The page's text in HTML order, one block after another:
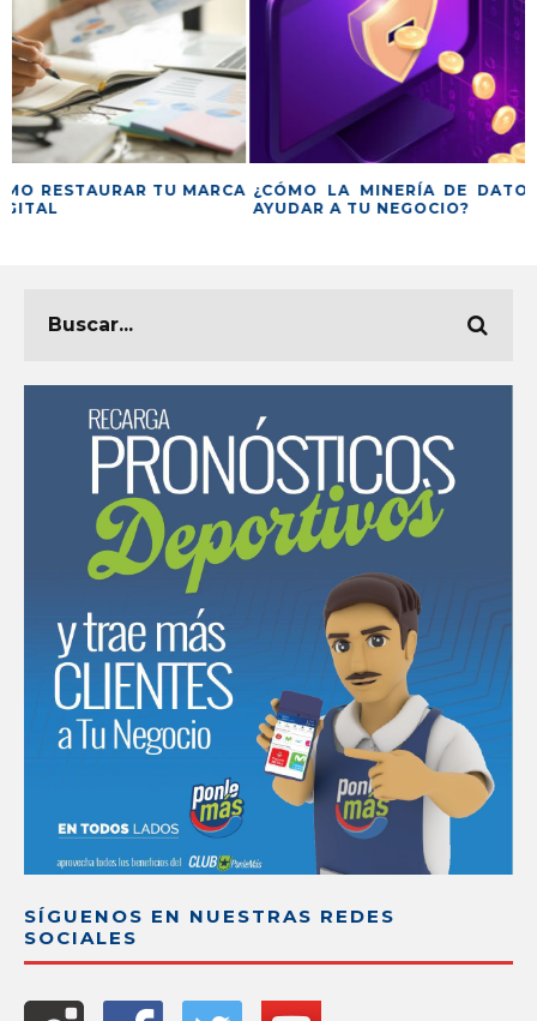
¿CÓMO LA MINERÍA DE DATOS PUEDE
AYUDAR A TU NEGOCIO?
¿QUÉ ES EL
UNA TENDENCIA
SÍGUENOS EN NUESTRAS REDES
SOCIALES